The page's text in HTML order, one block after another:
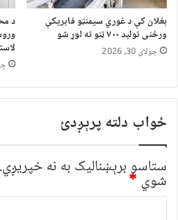
بغلان کې د غوري سیمنټو فابریکې
ورځنی تولید ۷۰۰ ټنو ته لوړ شو
جولای 30, 2026
د
ځواب دلته پرېږدئ
ستاسو برېښناليک به نه خپريږي.
شوي *